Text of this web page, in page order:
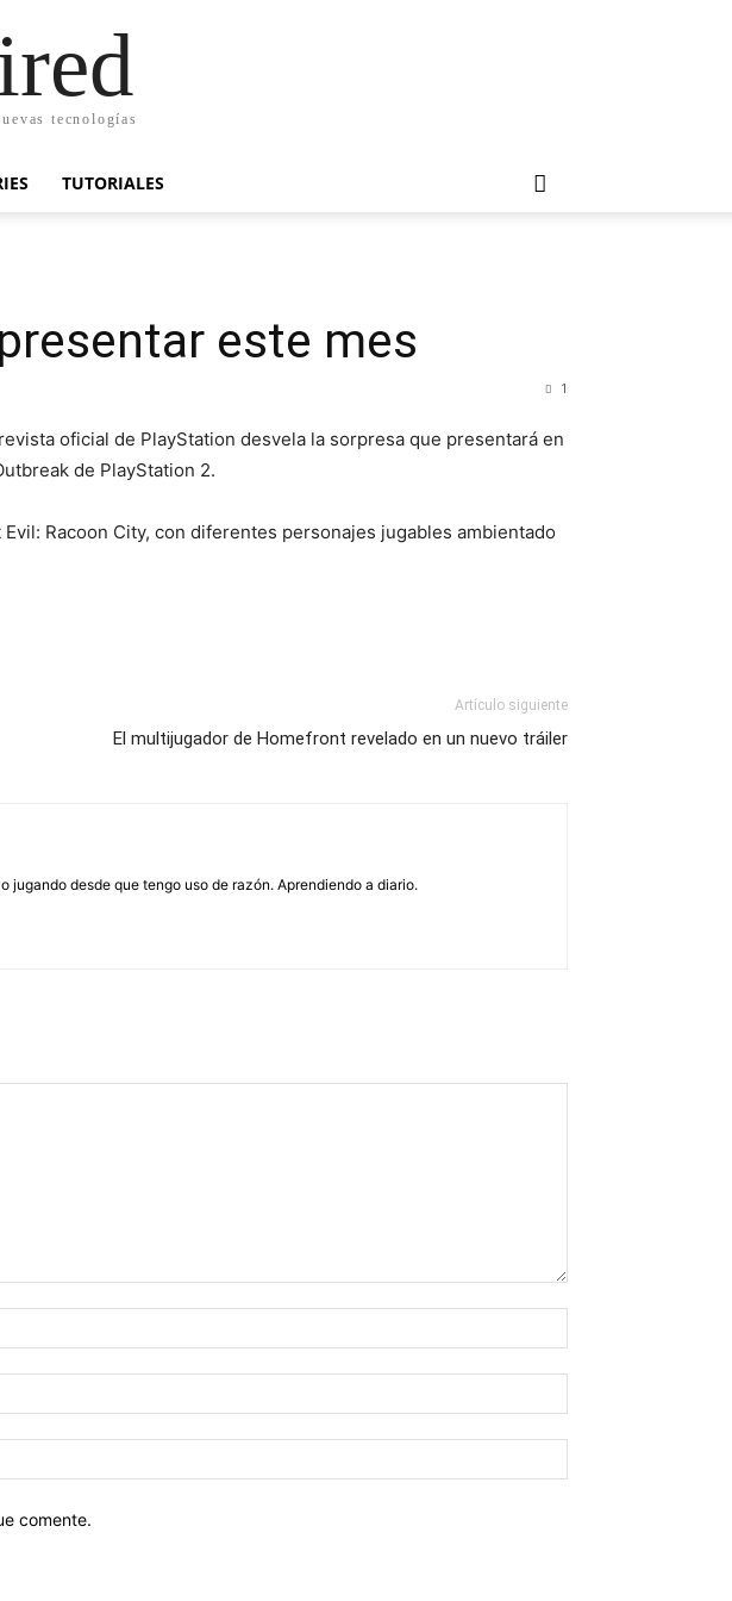
tecnologías
TUTORIALES
este mes
1
oficial de PlayStation desvela la sorpresa que presentará en
de PlayStation 2.
Racoon City, con diferentes personajes jugables ambientado
Artículo siguiente
El multijugador de Homefront revelado en un nuevo tráiler
jugando desde que tengo uso de razón. Aprendiendo a diario.
comente.